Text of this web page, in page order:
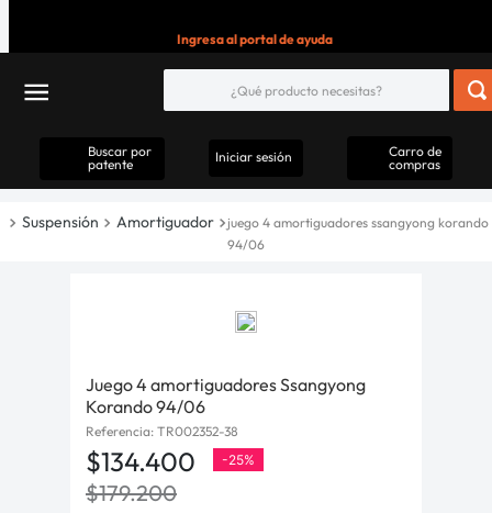
Ingresa al portal de ayuda
Buscar por
patente
Iniciar sesión
Carro de
compras
Suspensión Amortiguador
juego 4 amortiguadores ssangyong korando
94/06
Juego 4 amortiguadores Ssangyong
Korando 94/06
Referencia: TR002352-38
$134.400 -25%
$179.200